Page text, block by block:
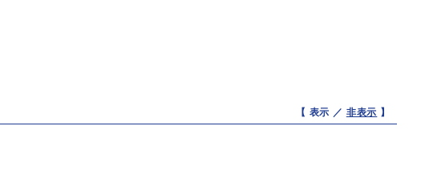
【 表示 ／ 非表示 】